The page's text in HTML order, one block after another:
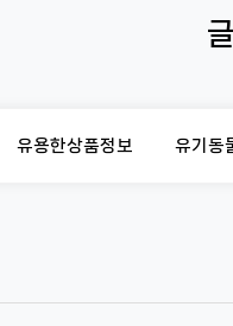
유용한상품정보 유기동